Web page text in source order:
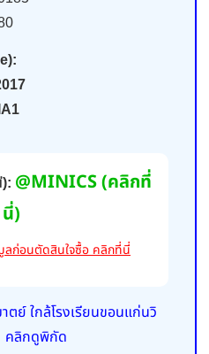
@MINICS (คลิกที่
นี่)
ลก่อนตัดสินใจซื้อ คลิกที่นี่
ตย์ ใกล้โรงเรียนขอนแก่นวิ
คลิกดูพิกัด